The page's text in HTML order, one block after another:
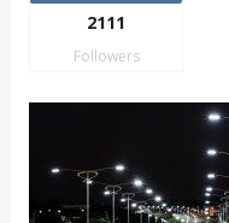
2111
Followers